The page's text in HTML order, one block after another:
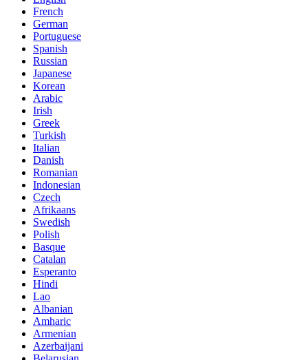
French
German
Portuguese
Spanish
Russian
Japanese
Korean
Arabic
Irish
Greek
Turkish
Italian
Danish
Romanian
Indonesian
Czech
Afrikaans
Swedish
Polish
Basque
Catalan
Esperanto
Hindi
Lao
Albanian
Amharic
Armenian
Azerbaijani